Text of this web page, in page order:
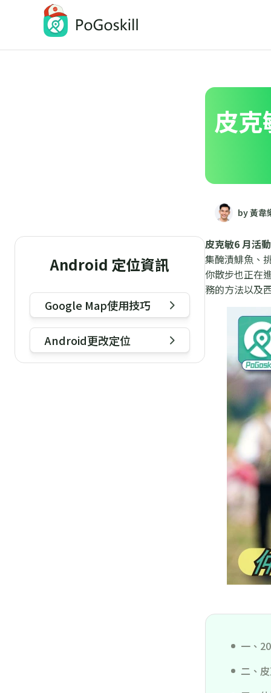
PoGoskill-Pokemon Go定位修改工具
Android 定位資訊
Google Map使用技巧
Android更改定位
皮克
by 黃韋
皮克敏6 月活動
集醃漬鯡魚、
你散步也正在
務的方法以及
一、
二、